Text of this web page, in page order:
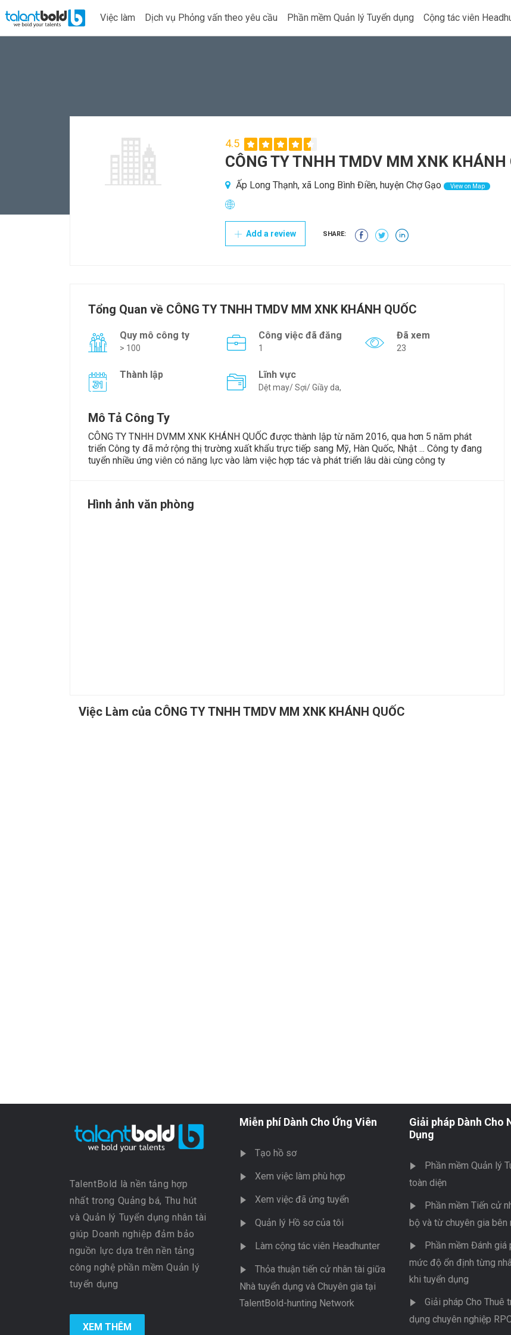
Việc làm Dịch vụ Phỏng vấn theo yêu cầu Phần mềm Quản lý Tuyển dụng Cộng tác viên
4.5
CÔNG TY TNHH TMDV MM XNK KHÁNH
Ấp Long Thạnh, xã Long Bình Điền, huyện Chợ Gạo View on Map
Add a review SHARE:
Tổng Quan về CÔNG TY TNHH TMDV MM XNK KHÁNH QUỐC
Quy mô công ty
> 100
Công việc đã đăng
1
Đã xem
23
Thành lập Lĩnh vực
Dệt may/ Sợi/ Giầy da,
Mô Tả Công Ty
CÔNG TY TNHH DVMM XNK KHÁNH QUỐC được thành lập từ năm 2016, qua hơn 5 năm phát
triển Công ty đã mở rộng thị trường xuất khẩu trực tiếp sang Mỹ, Hàn Quốc, Nhật ... Công ty đang
tuyển nhiều ứng viên có năng lực vào làm việc hợp tác và phát triển lâu dài cùng công ty
Hình ảnh văn phòng
Việc Làm của CÔNG TY TNHH TMDV MM XNK KHÁNH QUỐC
TalentBold là nền tảng hợp
nhất trong Quảng bá, Thu hút
và Quản lý Tuyển dụng nhân tài
giúp Doanh nghiệp đảm bảo
nguồn lực dựa trên nền tảng
công nghệ phần mềm Quản lý
tuyển dụng
XEM THÊM
Miễn phí Dành Cho Ứng Viên
Tạo hồ sơ
Xem việc làm phù hợp
Xem việc đã ứng tuyển
Quản lý Hồ sơ của tôi
Làm cộng tác viên Headhunter
Thỏa thuận tiến cử nhân tài giữa
Nhà tuyển dụng và Chuyên gia tại
TalentBold-hunting Network
Giải pháp Dành Cho
Dụng
Phần mềm Quản lý
toàn diện
Phần mềm Tiến cử
bộ và từ chuyên gia bên
Phần mềm Đánh giá
mức độ ổn định từng
khi tuyển dụng
Giải pháp Cho Thuê
dụng chuyên nghiệp